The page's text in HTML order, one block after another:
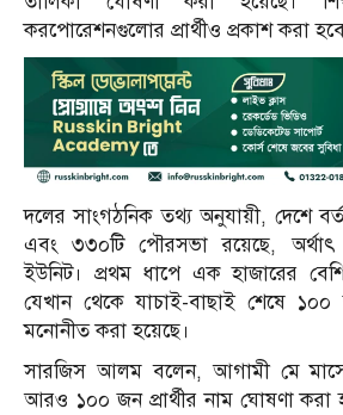
করপোরেশনগুলোর প্রার্থীও প্রকাশ করা
দলের সাংগঠনিক তথ্য অনুযায়ী, দেশে
এবং ৩৩০টি পৌরসভা রয়েছে, অর্থাৎ
ইউনিট। প্রথম ধাপে এক হাজারের
যেখান থেকে যাচাই-বাছাই শেষে ১০০
মনোনীত করা হয়েছে।
সারজিস আলম বলেন, আগামী মে
আরও ১০০ জন প্রার্থীর নাম ঘোষণা করা